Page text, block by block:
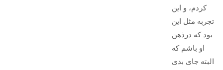
کردم، و این
تجربه مثل این
بود که درذهن
او باشم که
البته جای بدی